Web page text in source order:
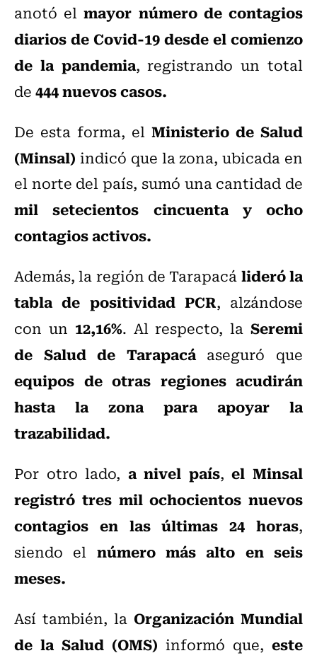
anotó elmayor número de contagios
diarios de Covid-19 desde el comienzo
de la pandemia, registrando un total
de444 nuevos casos.
De esta forma, el Ministerio de Salud
(Minsal) indicó que la zona, ubicada en
el norte del país, sumó una cantidad de
mil setecientos cincuenta y ocho
contagios activos.
Además, la región de Tarapacálideró la
tabla de positividad PCR, alzándose
con un 12,16%. Al respecto, laSeremi
de Salud de Tarapacáaseguró que
equipos de otras regiones acudirán
hasta la zona para apoyar la
trazabilidad.
Por otro lado, a nivel país,el Minsal
registró tres mil ochocientos nuevos
contagios en las últimas 24 horas,
siendo el número más alto en seis
meses.
Así también, la Organización Mundial
de la Salud (OMS) informó que, este